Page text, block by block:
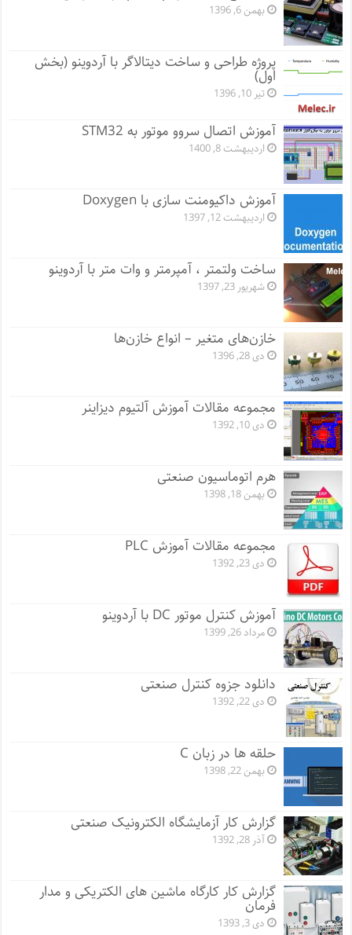
بهمن 6, 1396
پروژه طراحی و ساخت دیتالاگر با آردوینو (بخش
اول)
تیر 10, 1396
آموزش اتصال سروو موتور به STM32
اردیبهشت 8, 1400
آموزش داکیومنت سازی با Doxygen
اردیبهشت 12, 1397
ساخت ولتمتر ، آمپرمتر و وات متر با آردوینو
شهریور 23, 1397
خازن‌های متغیر – انواع خازن‌ها
دی 28, 1396
مجموعه مقالات آموزش آلتیوم دیزاینر
دی 10, 1392
هرم اتوماسیون صنعتی
بهمن 18, 1398
مجموعه مقالات آموزش PLC
دی 23, 1392
آموزش کنترل موتور DC با آردوینو
مرداد 26, 1399
دانلود جزوه کنترل صنعتی
دی 22, 1392
حلقه ها در زبان C
بهمن 22, 1398
گزارش کار آزمایشگاه الکترونیک صنعتی
آذر 28, 1392
گزارش کار کارگاه ماشین های الکتریکی و مدار
فرمان
دی 3, 1393